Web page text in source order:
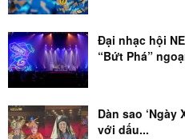
Đại nhạc hội
“Bứt Phá”
Dàn sao ‘Ngày
với dấu...